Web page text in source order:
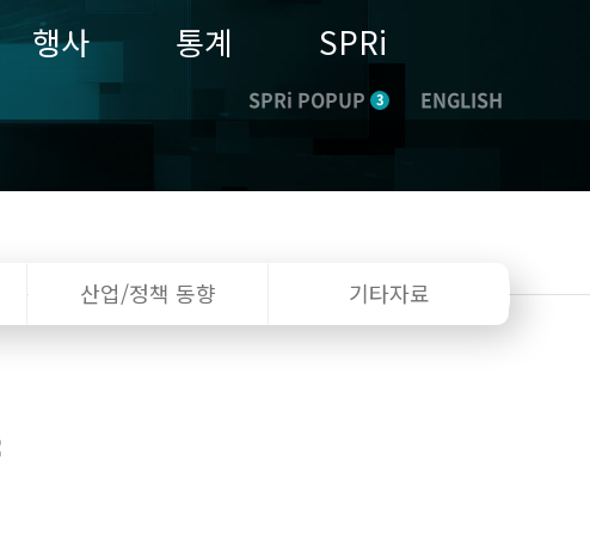
행사 통계 SPRi
SPRi POPUP 3 ENGLISH
산업/정책 동향 기타자료